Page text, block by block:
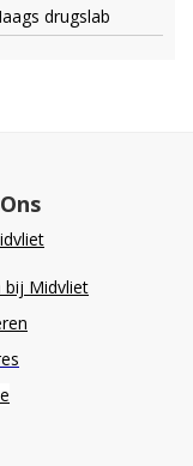
drugslab
bij Midvliet